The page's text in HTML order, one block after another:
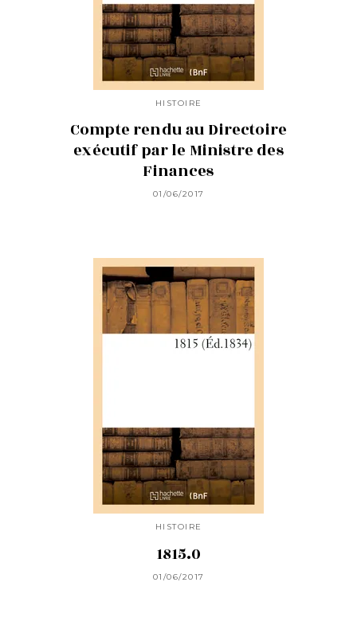
HISTOIRE
Compte rendu au Directoire
exécutif par le Ministre des
Finances
01/06/2017
HISTOIRE
1815.0
01/06/2017